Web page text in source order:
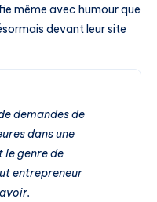
même avec humour que
devant leur site
demandes de
dans une
le genre de
entrepreneur